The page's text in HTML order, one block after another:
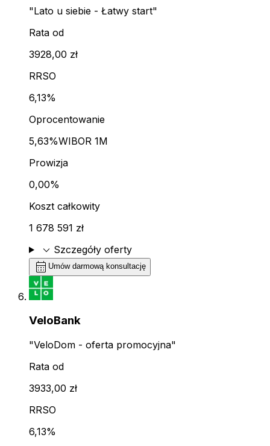
"Lato u siebie - Łatwy start"
Rata od
3928,00 zł
RRSO
6,13%
Oprocentowanie
5,63%WIBOR 1M
Prowizja
0,00%
Koszt całkowity
1 678 591 zł
expand_more Szczegóły oferty
calendar_month Umów darmową konsultację
VeloBank
"VeloDom - oferta promocyjna"
Rata od
3933,00 zł
RRSO
6,13%